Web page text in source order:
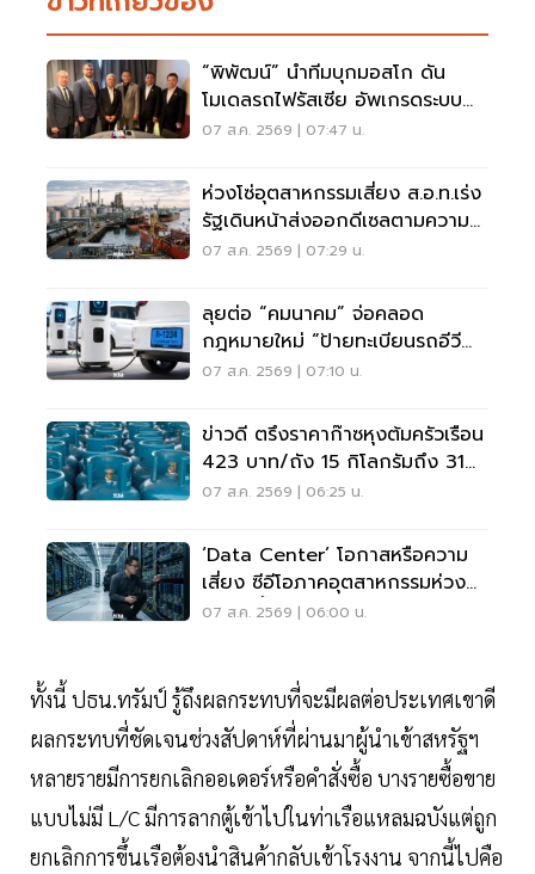
“พิพัฒน์” นำทีมบุกมอสโก ดัน
โมเดลรถไฟรัสเซีย อัพเกรดระบบ
รางไทย
07 ส.ค. 2569 | 07:47 น.
ห่วงโซ่อุตสาหกรรมเสี่ยง ส.อ.ท.เร่ง
รัฐเดินหน้าส่งออกดีเซลตามความ
จำเป็น
07 ส.ค. 2569 | 07:29 น.
ลุยต่อ “คมนาคม” จ่อคลอด
กฎหมายใหม่ “ป้ายทะเบียนรถอีวี
สะท้อนแสง” บังคับใช้ปีนี้
07 ส.ค. 2569 | 07:10 น.
ข่าวดี ตรึงราคาก๊าซหุงต้มครัวเรือน
423 บาท/ถัง 15 กิโลกรัมถึง 31
ต.ค. 69
07 ส.ค. 2569 | 06:25 น.
‘Data Center’ โอกาสหรือความ
เสี่ยง ซีอีโอภาคอุตสาหกรรมห่วง
ไฟฟ้า-น้ำ
07 ส.ค. 2569 | 06:00 น.
ทั้งนี้ ปธน.ทรัมป์ รู้ถึงผลกระทบที่จะมีผลต่อประเทศเขาดี
ผลกระทบที่ชัดเจนช่วงสัปดาห์ที่ผ่านมาผู้นำเข้าสหรัฐฯ
หลายรายมีการยกเลิกออเดอร์หรือคำสั่งซื้อ บางรายซื้อขาย
แบบไม่มี L/C มีการลากตู้เข้าไปในท่าเรือแหลมฉบังแต่ถูก
ยกเลิกการขึ้นเรือต้องนำสินค้ากลับเข้าโรงงาน จากนี้ไปคือ